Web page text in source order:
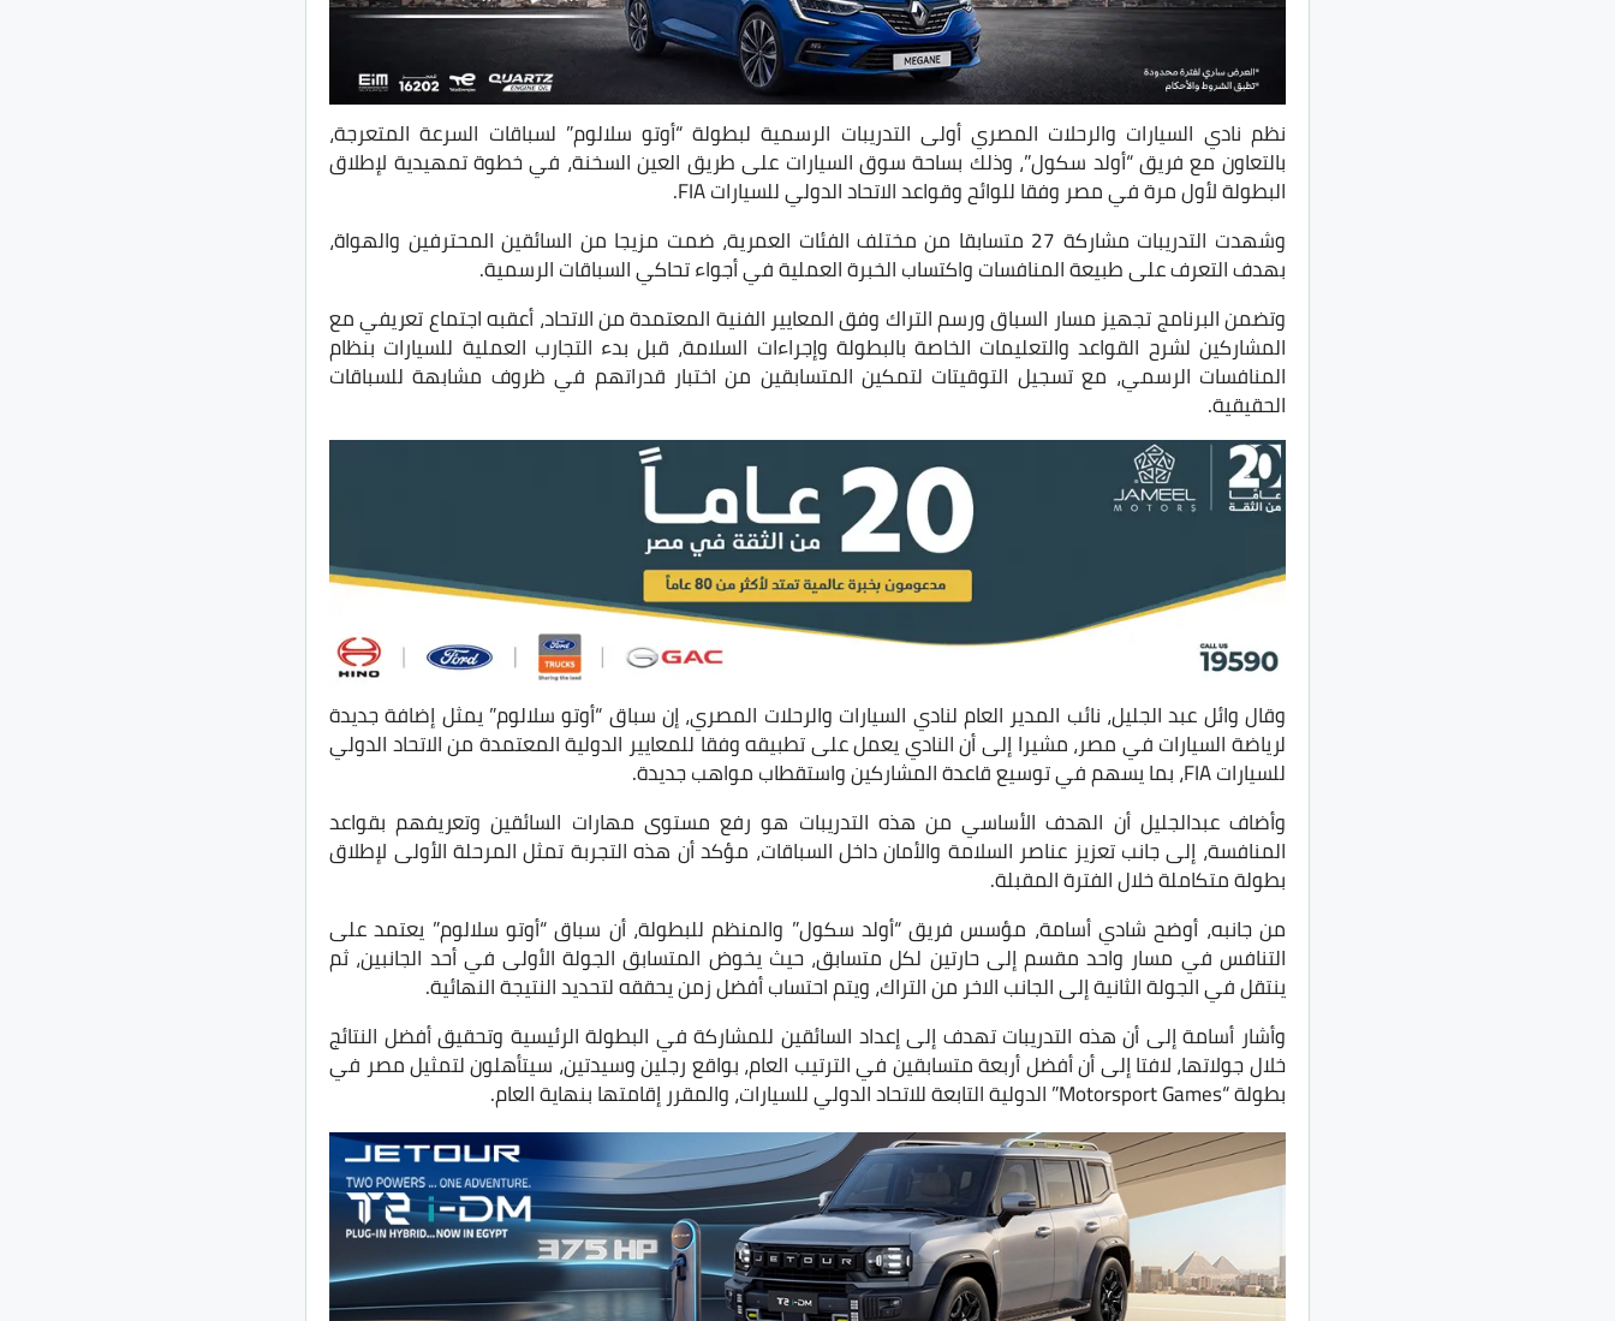
نظم نادي السيارات والرحلات المصري أولى التدريبات الرسمية لبطولة “أوتو سلالوم” لسباقات السرعة المتعرجة،
بالتعاون مع فريق “أولد سكول”، وذلك بساحة سوق السيارات على طريق العين السخنة، في خطوة تمهيدية لإطلاق
البطولة لأول مرة في مصر وفقا للوائح وقواعد الاتحاد الدولي للسيارات FIA.
وشهدت التدريبات مشاركة 27 متسابقا من مختلف الفئات العمرية، ضمت مزيجا من السائقين المحترفين والهواة،
بهدف التعرف على طبيعة المنافسات واكتساب الخبرة العملية في أجواء تحاكي السباقات الرسمية.
وتضمن البرنامج تجهيز مسار السباق ورسم التراك وفق المعايير الفنية المعتمدة من الاتحاد، أعقبه اجتماع تعريفي مع
المشاركين لشرح القواعد والتعليمات الخاصة بالبطولة وإجراءات السلامة، قبل بدء التجارب العملية للسيارات بنظام
المنافسات الرسمي، مع تسجيل التوقيتات لتمكين المتسابقين من اختبار قدراتهم في ظروف مشابهة للسباقات
الحقيقية.
وقال وائل عبد الجليل، نائب المدير العام لنادي السيارات والرحلات المصري، إن سباق “أوتو سلالوم” يمثل إضافة جديدة
لرياضة السيارات في مصر، مشيرا إلى أن النادي يعمل على تطبيقه وفقا للمعايير الدولية المعتمدة من الاتحاد الدولي
للسيارات FIA، بما يسهم في توسيع قاعدة المشاركين واستقطاب مواهب جديدة.
وأضاف عبدالجليل أن الهدف الأساسي من هذه التدريبات هو رفع مستوى مهارات السائقين وتعريفهم بقواعد
المنافسة، إلى جانب تعزيز عناصر السلامة والأمان داخل السباقات، مؤكد أن هذه التجربة تمثل المرحلة الأولى لإطلاق
بطولة متكاملة خلال الفترة المقبلة.
من جانبه، أوضح شادي أسامة، مؤسس فريق “أولد سكول” والمنظم للبطولة، أن سباق “أوتو سلالوم” يعتمد على
التنافس في مسار واحد مقسم إلى حارتين لكل متسابق، حيث يخوض المتسابق الجولة الأولى في أحد الجانبين، ثم
ينتقل في الجولة الثانية إلى الجانب الاخر من التراك، ويتم احتساب أفضل زمن يحققه لتحديد النتيجة النهائية.
وأشار أسامة إلى أن هذه التدريبات تهدف إلى إعداد السائقين للمشاركة في البطولة الرئيسية وتحقيق أفضل النتائج
خلال جولاتها، لافتا إلى أن أفضل أربعة متسابقين في الترتيب العام، بواقع رجلين وسيدتين، سيتأهلون لتمثيل مصر في
بطولة “Motorsport Games” الدولية التابعة للاتحاد الدولي للسيارات، والمقرر إقامتها بنهاية العام.